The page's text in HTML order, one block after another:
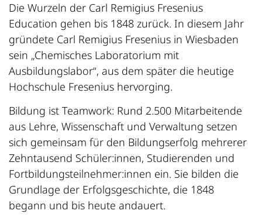
Die Wurzeln der Carl Remigius Fresenius
Education gehen bis 1848 zurück. In diesem Jahr
gründete Carl Remigius Fresenius in Wiesbaden
sein „Chemisches Laboratorium mit
Ausbildungslabor“, aus dem später die heutige
Hochschule Fresenius hervorging.
Bildung ist Teamwork: Rund 2.500 Mitarbeitende
aus Lehre, Wissenschaft und Verwaltung setzen
sich gemeinsam für den Bildungserfolg mehrerer
Zehntausend Schüler:innen, Studierenden und
Fortbildungsteilnehmer:innen ein. Sie bilden die
Grundlage der Erfolgsgeschichte, die 1848
begann und bis heute andauert.